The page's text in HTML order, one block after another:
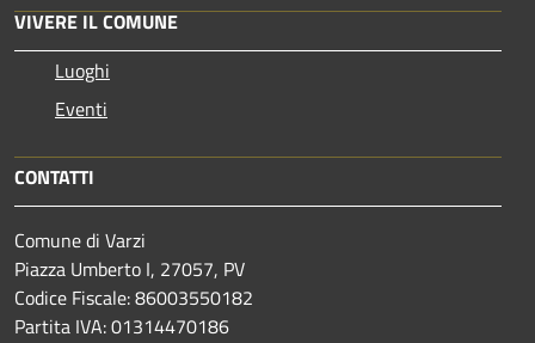
VIVERE IL COMUNE
Luoghi
Eventi
CONTATTI
Comune di Varzi
Piazza Umberto I, 27057, PV
Codice Fiscale: 86003550182
Partita IVA: 01314470186